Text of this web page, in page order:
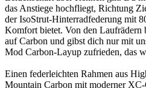
das Anstiege hochfliegt, Richtung
der IsoStrut-Hinterradfederung mit
Komfort bietet. Von den Laufrädern
auf Carbon und gibst dich nur mit
Mod Carbon-Layup zufrieden, das
Einen federleichten Rahmen aus
Mountain Carbon mit moderner